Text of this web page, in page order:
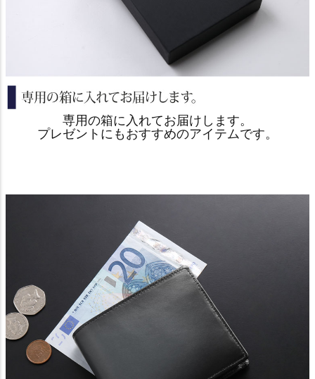
専用の箱に入れてお届けします。
プレゼントにもおすすめのアイテムです。